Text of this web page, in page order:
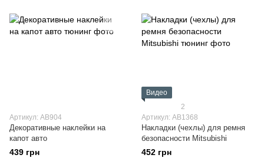
Артикул: AB904
Декоративные наклейки на
капот авто
439 грн
Видео
2
Артикул: AB1368
Накладки (чехлы) для ремня
безопасности Mitsubishi
452 грн